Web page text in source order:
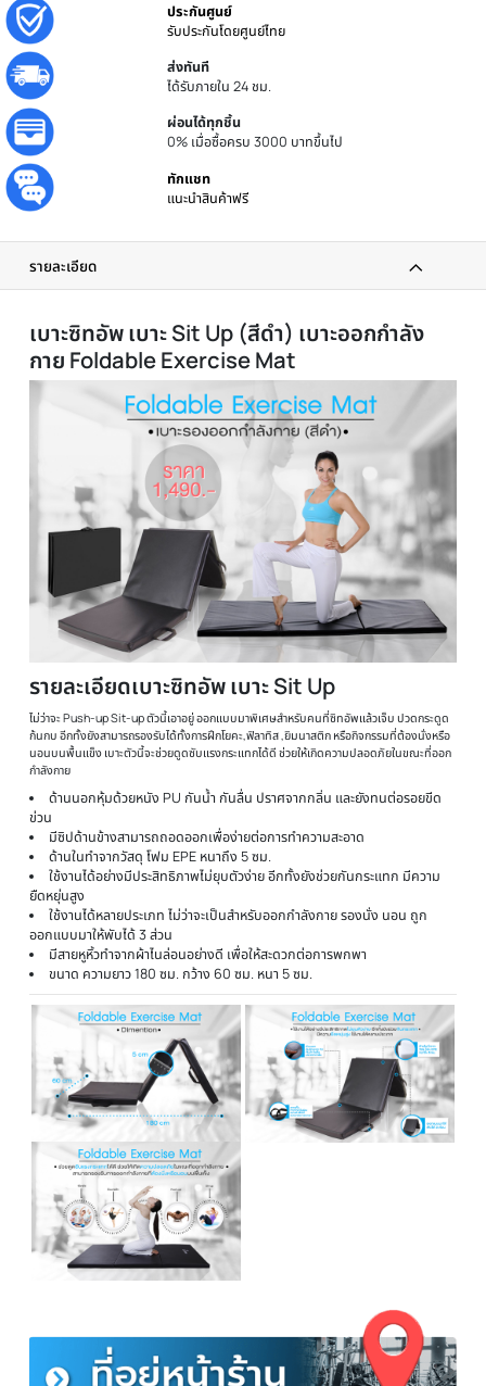
ประกันศูนย์
รับประกันโดยศูนย์ไทย
ส่งทันที
0% เมื่อซื้อครบ 3000 บาทขึ้นไป
ทักแชท
แนะนำสินค้าฟรี
เบาะซิทอัพ เบาะ Sit Up (สีดำ) เบาะออกกำลัง
กาย Foldable Exercise Mat
รายละเอียดเบาะซิทอัพ เบาะ Sit Up
ไม่ว่าจะ Push-up Sit-up ตัวนี้เอาอยู่ ออกแบบมาพิเศษสำหรับคนที่ซิทอัพแล้วเจ็บ ปวดกร
นอนบนพื้นแข็ง เบาะตัวนี้จะช่วยดูดซับแรงกระแทกได้ดี ช่วยให้เกิดความปลอดภัยในขณะที่
กำลังกาย
ด้านนอกหุ้มด้วยหนัง PU กันน้ำ กันลื่น ปราศจากกลิ่น และยังทนต่อรอยขี
ข่วน
มีซิปด้านข้างสามารถถอดออกเพื่อง่ายต่อการทำความสะอาด
ด้านในทำจากวัสดุ โฟม EPE หนาถึง 5 ซม.
ใช้งานได้อย่างมีประสิทธิภาพไม่ยุบตัวง่าย อีกทั้งยังช่วยกันกระแทก มีควา
ยืดหยุ่นสูง
ใช้งานได้หลายประเภท ไม่ว่าจะเป็นสำหรับออกกำลังกาย รองนั่ง นอน ถูก
ออกแบบมาให้พับได้ 3 ส่วน
มีสายหูหิ้วทำจากผ้าไนล่อนอย่างดี เพื่อให้สะดวกต่อการพกพา
ขนาด ความยาว 180 ซม. กว้าง 60 ซม. หนา 5 ซม.